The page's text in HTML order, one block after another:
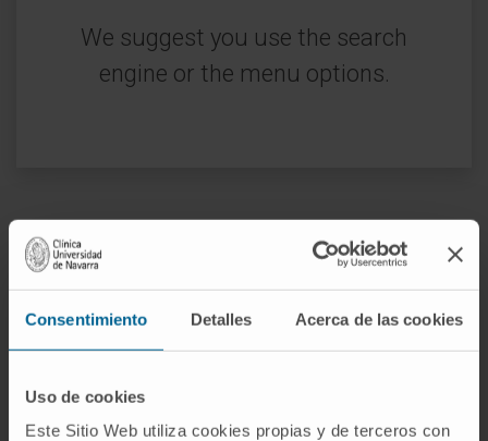
Consentimiento Detalles Acerca de las cookies
Uso de cookies
Este Sitio Web utiliza cookies propias y de terceros con
We suggest you use the search
engine or the menu options.